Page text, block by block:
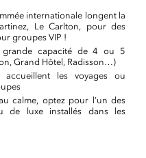
internationale longent la
Le Carlton, pour des
groupes VIP !
capacité de 4 ou 5
Grand Hôtel, Radisson…)
les voyages ou
calme, optez pour l’un des
de luxe installés dans les